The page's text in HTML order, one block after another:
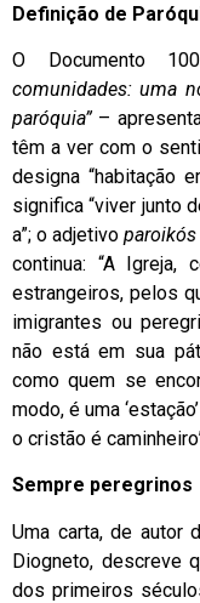
Definição de
O Documento
comunidades: uma
paróquia”–
têm a ver com o
designa “habitação
significa “viver junto
a”; o adjetivoparoikós
continua: “A Igreja,
estrangeiros, pelos
imigrantes ou
não está em sua
como quem se
modo, é uma
o cristão é
Sempre peregrinos
Uma carta, de autor
Diogneto, descreve
dos primeiros